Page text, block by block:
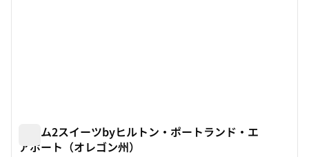
ホーム2スイーツbyヒルトン・ポートランド・エ
アポート（オレゴン州）